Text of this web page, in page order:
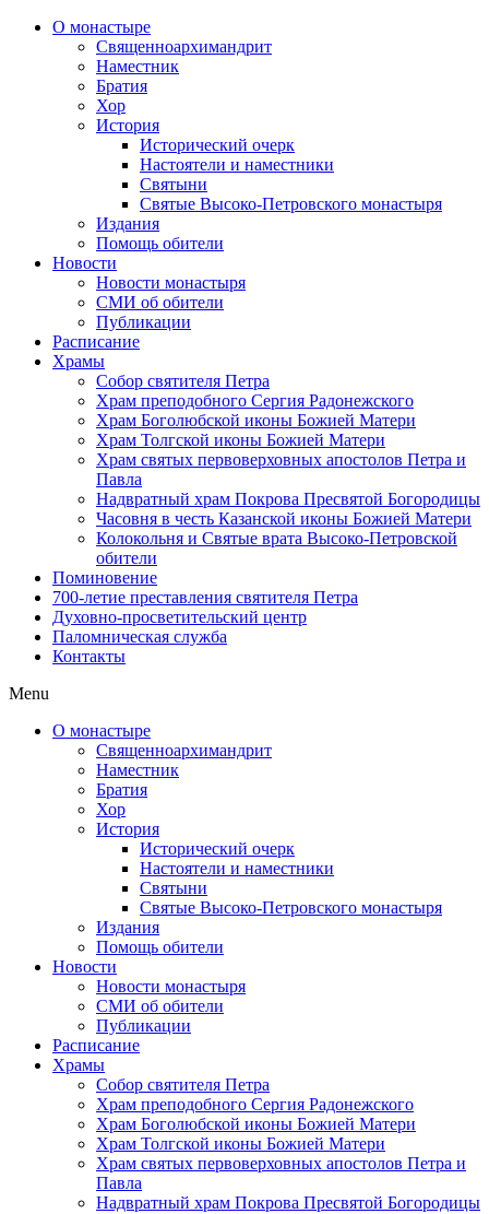
О монастыре
Священноархимандрит
Наместник
Братия
Хор
История
Исторический очерк
Настоятели и наместники
Святыни
Святые Высоко-Петровского монастыря
Издания
Помощь обители
Новости
Новости монастыря
СМИ об обители
Публикации
Расписание
Храмы
Собор святителя Петра
Храм преподобного Сергия Радонежского
Храм Боголюбской иконы Божией Матери
Храм Толгской иконы Божией Матери
Храм святых первоверховных апостолов Петра и
Павла
Надвратный храм Покрова Пресвятой Богородицы
Часовня в честь Казанской иконы Божией Матери
Колокольня и Святые врата Высоко-Петровской
обители
Поминовение
700-летие преставления святителя Петра
Духовно-просветительский центр
Паломническая служба
Контакты
Menu
О монастыре
Священноархимандрит
Наместник
Братия
Хор
История
Исторический очерк
Настоятели и наместники
Святыни
Святые Высоко-Петровского монастыря
Издания
Помощь обители
Новости
Новости монастыря
СМИ об обители
Публикации
Расписание
Храмы
Собор святителя Петра
Храм преподобного Сергия Радонежского
Храм Боголюбской иконы Божией Матери
Храм Толгской иконы Божией Матери
Храм святых первоверховных апостолов Петра и
Павла
Надвратный храм Покрова Пресвятой Богородицы